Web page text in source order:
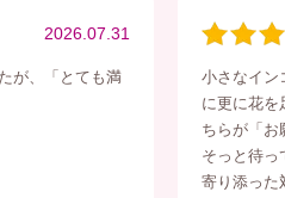
2026.07.31
が、「とても満
小さなイン
に更に花を
ちらが「お
そっと待っ
寄り添った